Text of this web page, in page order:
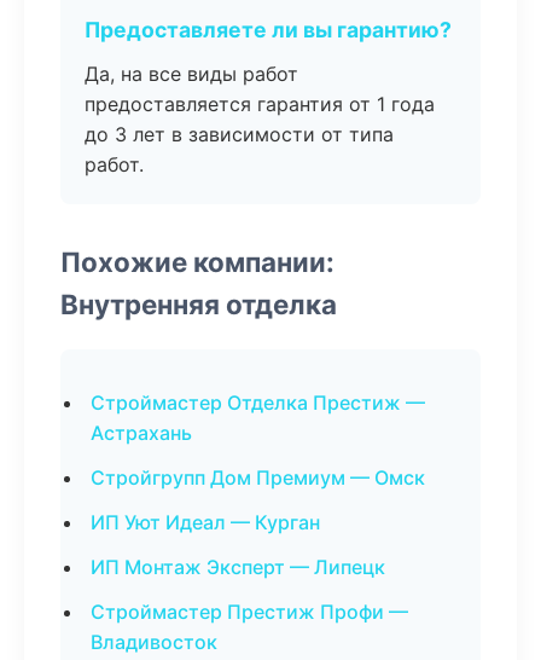
Предоставляете ли вы гарантию?
Да, на все виды работ
предоставляется гарантия от 1 года
до 3 лет в зависимости от типа
работ.
Похожие компании:
Внутренняя отделка
Строймастер Отделка Престиж —
Астрахань
Стройгрупп Дом Премиум — Омск
ИП Уют Идеал — Курган
ИП Монтаж Эксперт — Липецк
Строймастер Престиж Профи —
Владивосток